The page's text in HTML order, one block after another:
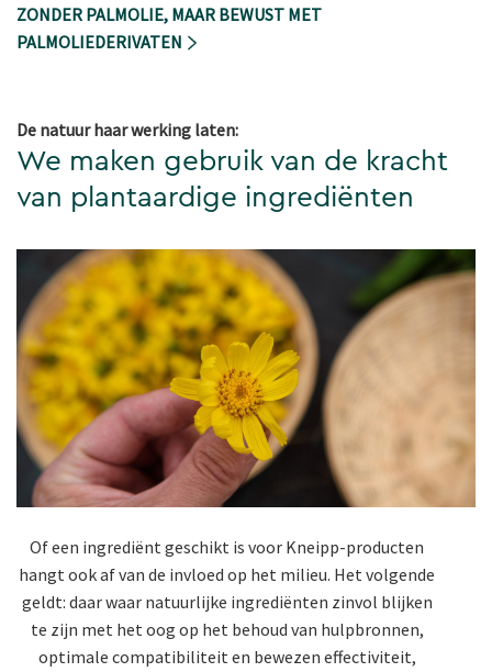
ZONDER PALMOLIE, MAAR BEWUST MET
PALMOLIEDERIVATEN
De natuur haar werking laten:
We maken gebruik van de kracht
van plantaardige ingrediënten
Of een ingrediënt geschikt is voor Kneipp-producten
hangt ook af van de invloed op het milieu. Het volgende
geldt: daar waar natuurlijke ingrediënten zinvol blijken
te zijn met het oog op het behoud van hulpbronnen,
optimale compatibiliteit en bewezen effectiviteit,